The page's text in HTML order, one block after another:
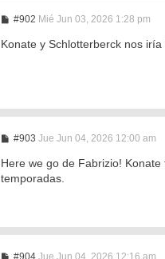
#902M
n
Mié Jun 03, 2026 1:28 pm
Konate y Schlotterberck nos iría
#903M
n
s
a
Jue Jun 04, 2026 12:00 am
Here we go de Fabrizio!
temporadas.
#904MJue Jun 04, 2026 12:16 am